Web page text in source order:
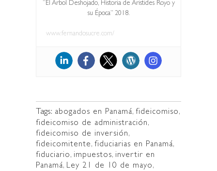
“El Árbol Deshojado, Historia de Aristides Royo y
su Época” 2018.
www.fernandosucre.com/
Tags: abogados en Panamá, fideicomiso,
fideicomiso de administración,
fideicomiso de inversión,
fideicomitente, fiduciarias en Panamá,
fiduciario, impuestos, invertir en
Panamá, Ley 21 de 10 de mayo,